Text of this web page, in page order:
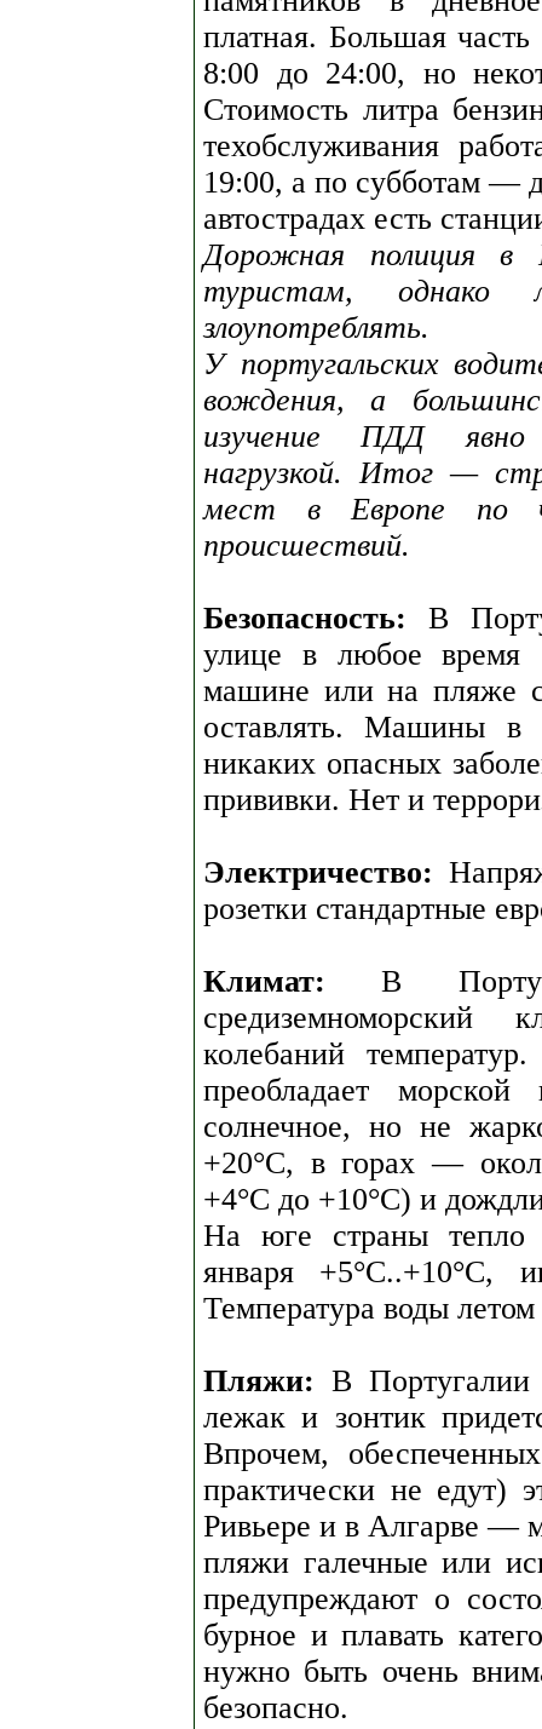
платная. Большая
8:00 до 24:00, но
Стоимость литра
техобслуживания
19:00, а по субботам —
автострадах есть
Дорожная полиция в
туристам,
злоупотреблять.
У португальских
вождения, а
изучение ПДД явно
нагрузкой. Итог —
мест в Европе по
происшествий.
Безопасность: В
улице в любое время
машине или на пляже
оставлять. Машины в
никаких опасных
прививки. Нет и
Электричество:
розетки стандартные
Климат: В
средиземноморский
колебаний
преобладает
солнечное, но не
+20°C, в горах —
+4°C до +10°C) и
На юге страны тепло
января
Температура воды
Пляжи: В
лежак и зонтик
Впрочем,
практически не едут)
Ривьере и в Алгарве —
пляжи галечные или
предупреждают о
бурное и плавать
нужно быть очень
безопасно.